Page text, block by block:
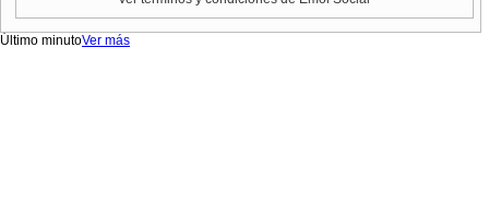
Último minutoVer más